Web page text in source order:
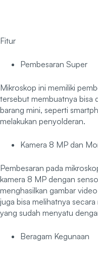
Fitur
Pembesaran Super
Mikroskop ini memiliki
tersebut membuatnya bisa
barang mini, seperti
melakukan penyolderan.
Kamera 8 MP dan
Pembesaran pada
kamera 8 MP dengan
menghasilkan gambar
juga bisa melihatnya
yang sudah menyatu
Beragam Kegunaan